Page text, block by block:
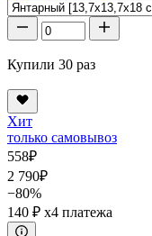
Купили 30 раз
Хит
только самовывоз
558₽
2 790₽
−80%
140 ₽ x4 платежа